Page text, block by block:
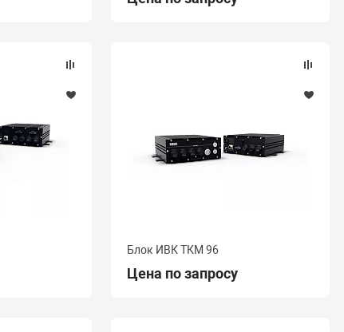
Блок ИВК ТКМ 96
Цена по запросу